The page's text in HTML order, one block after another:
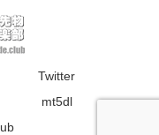
Twitter
mt5dl